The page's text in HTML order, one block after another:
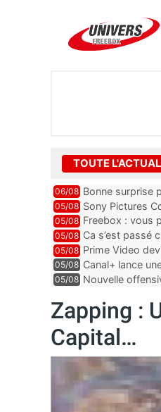
TOUTE
06/08 Bonne surprise
inclus
05/08 Sony Pictures
05/08 Freebox : vous
abonnements
05/08 Ca s’est passé
pointe le bout
05/08 Prime Video
ce lancement
05/08 Canal+ lance
05/08 Nouvelle
Zapping :
Capital…